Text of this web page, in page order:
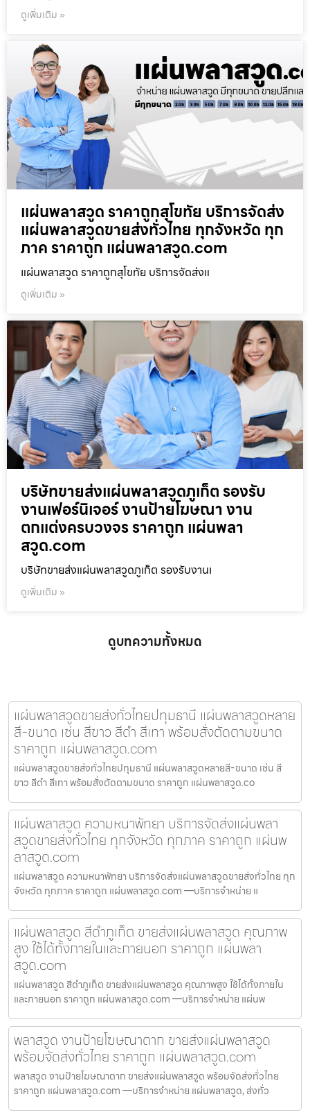
ดูเพิ่มเติม »
แผ่นพลาสวูด ราคาถูกสุโขทัย บริการจัดส่ง
แผ่นพลาสวูดขายส่งทั่วไทย ทุกจังหวัด ทุก
ภาค ราคาถูก แผ่นพลาสวูด.com
แผ่นพลาสวูด ราคาถูกสุโขทัย บริการจัดส่งแ
ดูเพิ่มเติม »
บริษัทขายส่งแผ่นพลาสวูดภูเก็ต รองรับ
งานเฟอร์นิเจอร์ งานป้ายโฆษณา งาน
ตกแต่งครบวงจร ราคาถูก แผ่นพลา
สวูด.com
บริษัทขายส่งแผ่นพลาสวูดภูเก็ต รองรับงานเ
ดูเพิ่มเติม »
ดูบทความทั้งหมด
แผ่นพลาสวูดขายส่งทั่วไทยปทุมธานี แผ่นพลาสวูดหลาย
สี-ขนาด เช่น สีขาว สีดำ สีเทา พร้อมสั่งตัดตามขนาด
ราคาถูก แผ่นพลาสวูด.com
แผ่นพลาสวูดขายส่งทั่วไทยปทุมธานี แผ่นพลาสวูดหลายสี-ขนาด เช่น สี
ขาว สีดำ สีเทา พร้อมสั่งตัดตามขนาด ราคาถูก แผ่นพลาสวูด.co
แผ่นพลาสวูด ความหนาพัทยา บริการจัดส่งแผ่นพลา
สวูดขายส่งทั่วไทย ทุกจังหวัด ทุกภาค ราคาถูก แผ่นพ
ลาสวูด.com
แผ่นพลาสวูด ความหนาพัทยา บริการจัดส่งแผ่นพลาสวูดขายส่งทั่วไทย ทุก
จังหวัด ทุกภาค ราคาถูก แผ่นพลาสวูด.com —บริการจำหน่าย แ
แผ่นพลาสวูด สีดำภูเก็ต ขายส่งแผ่นพลาสวูด คุณภาพ
สูง ใช้ได้ทั้งภายในและภายนอก ราคาถูก แผ่นพลา
สวูด.com
แผ่นพลาสวูด สีดำภูเก็ต ขายส่งแผ่นพลาสวูด คุณภาพสูง ใช้ได้ทั้งภายใน
และภายนอก ราคาถูก แผ่นพลาสวูด.com —บริการจำหน่าย แผ่นพ
พลาสวูด งานป้ายโฆษณาตาก ขายส่งแผ่นพลาสวูด
พร้อมจัดส่งทั่วไทย ราคาถูก แผ่นพลาสวูด.com
พลาสวูด งานป้ายโฆษณาตาก ขายส่งแผ่นพลาสวูด พร้อมจัดส่งทั่วไทย
ราคาถูก แผ่นพลาสวูด.com —บริการจำหน่าย แผ่นพลาสวูด, ส่งทั่ว